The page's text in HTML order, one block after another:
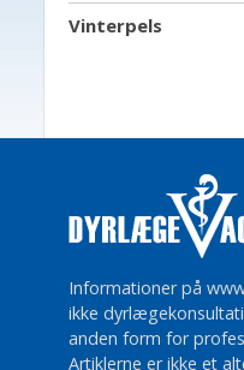
Vinterpels
Informationer på
ikke
anden form for
Artiklerne er ikke et